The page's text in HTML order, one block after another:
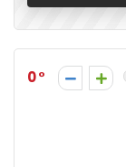
0